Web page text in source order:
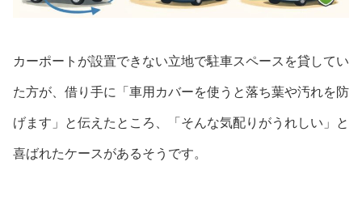
カーポートが設置できない立地で駐車スペースを貸してい
た方が、借り手に「車用カバーを使うと落ち葉や汚れを防
げます」と伝えたところ、「そんな気配りがうれしい」と
喜ばれたケースがあるそうです。